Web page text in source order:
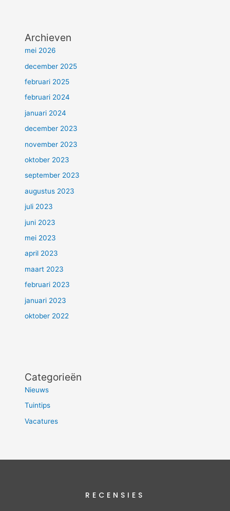
Archieven
mei 2026
december 2025
februari 2025
februari 2024
januari 2024
december 2023
november 2023
oktober 2023
september 2023
augustus 2023
juli 2023
juni 2023
mei 2023
april 2023
maart 2023
februari 2023
januari 2023
oktober 2022
Categorieën
Nieuws
Tuintips
Vacatures
RECENSIES